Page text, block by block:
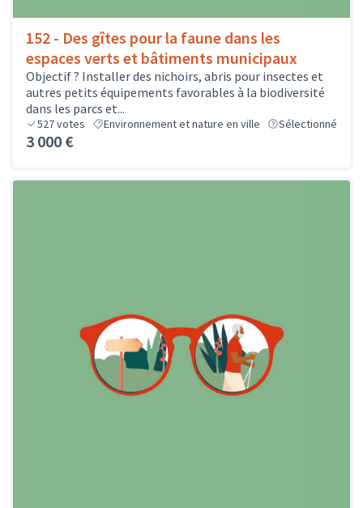
152 - Des gîtes pour la faune dans les
espaces verts et bâtiments municipaux
Objectif ? Installer des nichoirs, abris pour insectes et
autres petits équipements favorables à la biodiversité
dans les parcs et...
527votes Environnement et nature en ville Sélectionné
3 000 €